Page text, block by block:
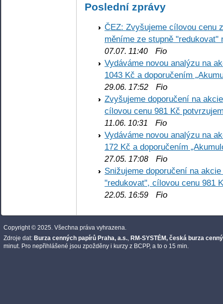
Poslední zprávy
ČEZ: Zvyšujeme cílovou cenu
měníme ze stupně "redukovat"
07.07. 11:40 Fio
Vydáváme novou analýzu na
1043 Kč a doporučením
29.06. 17:52 Fio
Zvyšujeme doporučení na
cílovou cenu 981 Kč
11.06. 10:31
Fio
Vydáváme novou analýzu na
172 Kč a doporučením
27.05. 17:08 Fio
Snižujeme doporučení na
"redukovat", cílovou cenu 981
22.05. 16:59 Fio
Copyright © 2025. Všechna práva vyhrazena.
Zdroje dat: Burza cenných papírů Praha, a.s., RM-SYSTÉM, česká burza
minut. Pro nepřihlášené jsou zpožděny i kurzy z BCPP, a to o 15 min.